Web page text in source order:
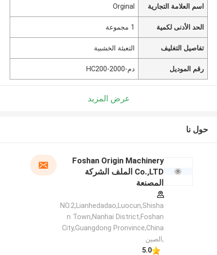
اسم العلامة التجارية Orginal
الحد الأدنى لكمية 1 مجموعة
تفاصيل التغليف التعبئة الخشبية
رقم الموديل دم-HC200-2000
عرض المزيد
حول نا
Foshan Origin Machinery
Co.,LTD الملف الشركة
المصنعة
NO.2,Lianhedadao,Luocun,Shisha
n Town,Nanhai District,Foshan
City,Guangdong Pronvince,China
,الصين
5.0